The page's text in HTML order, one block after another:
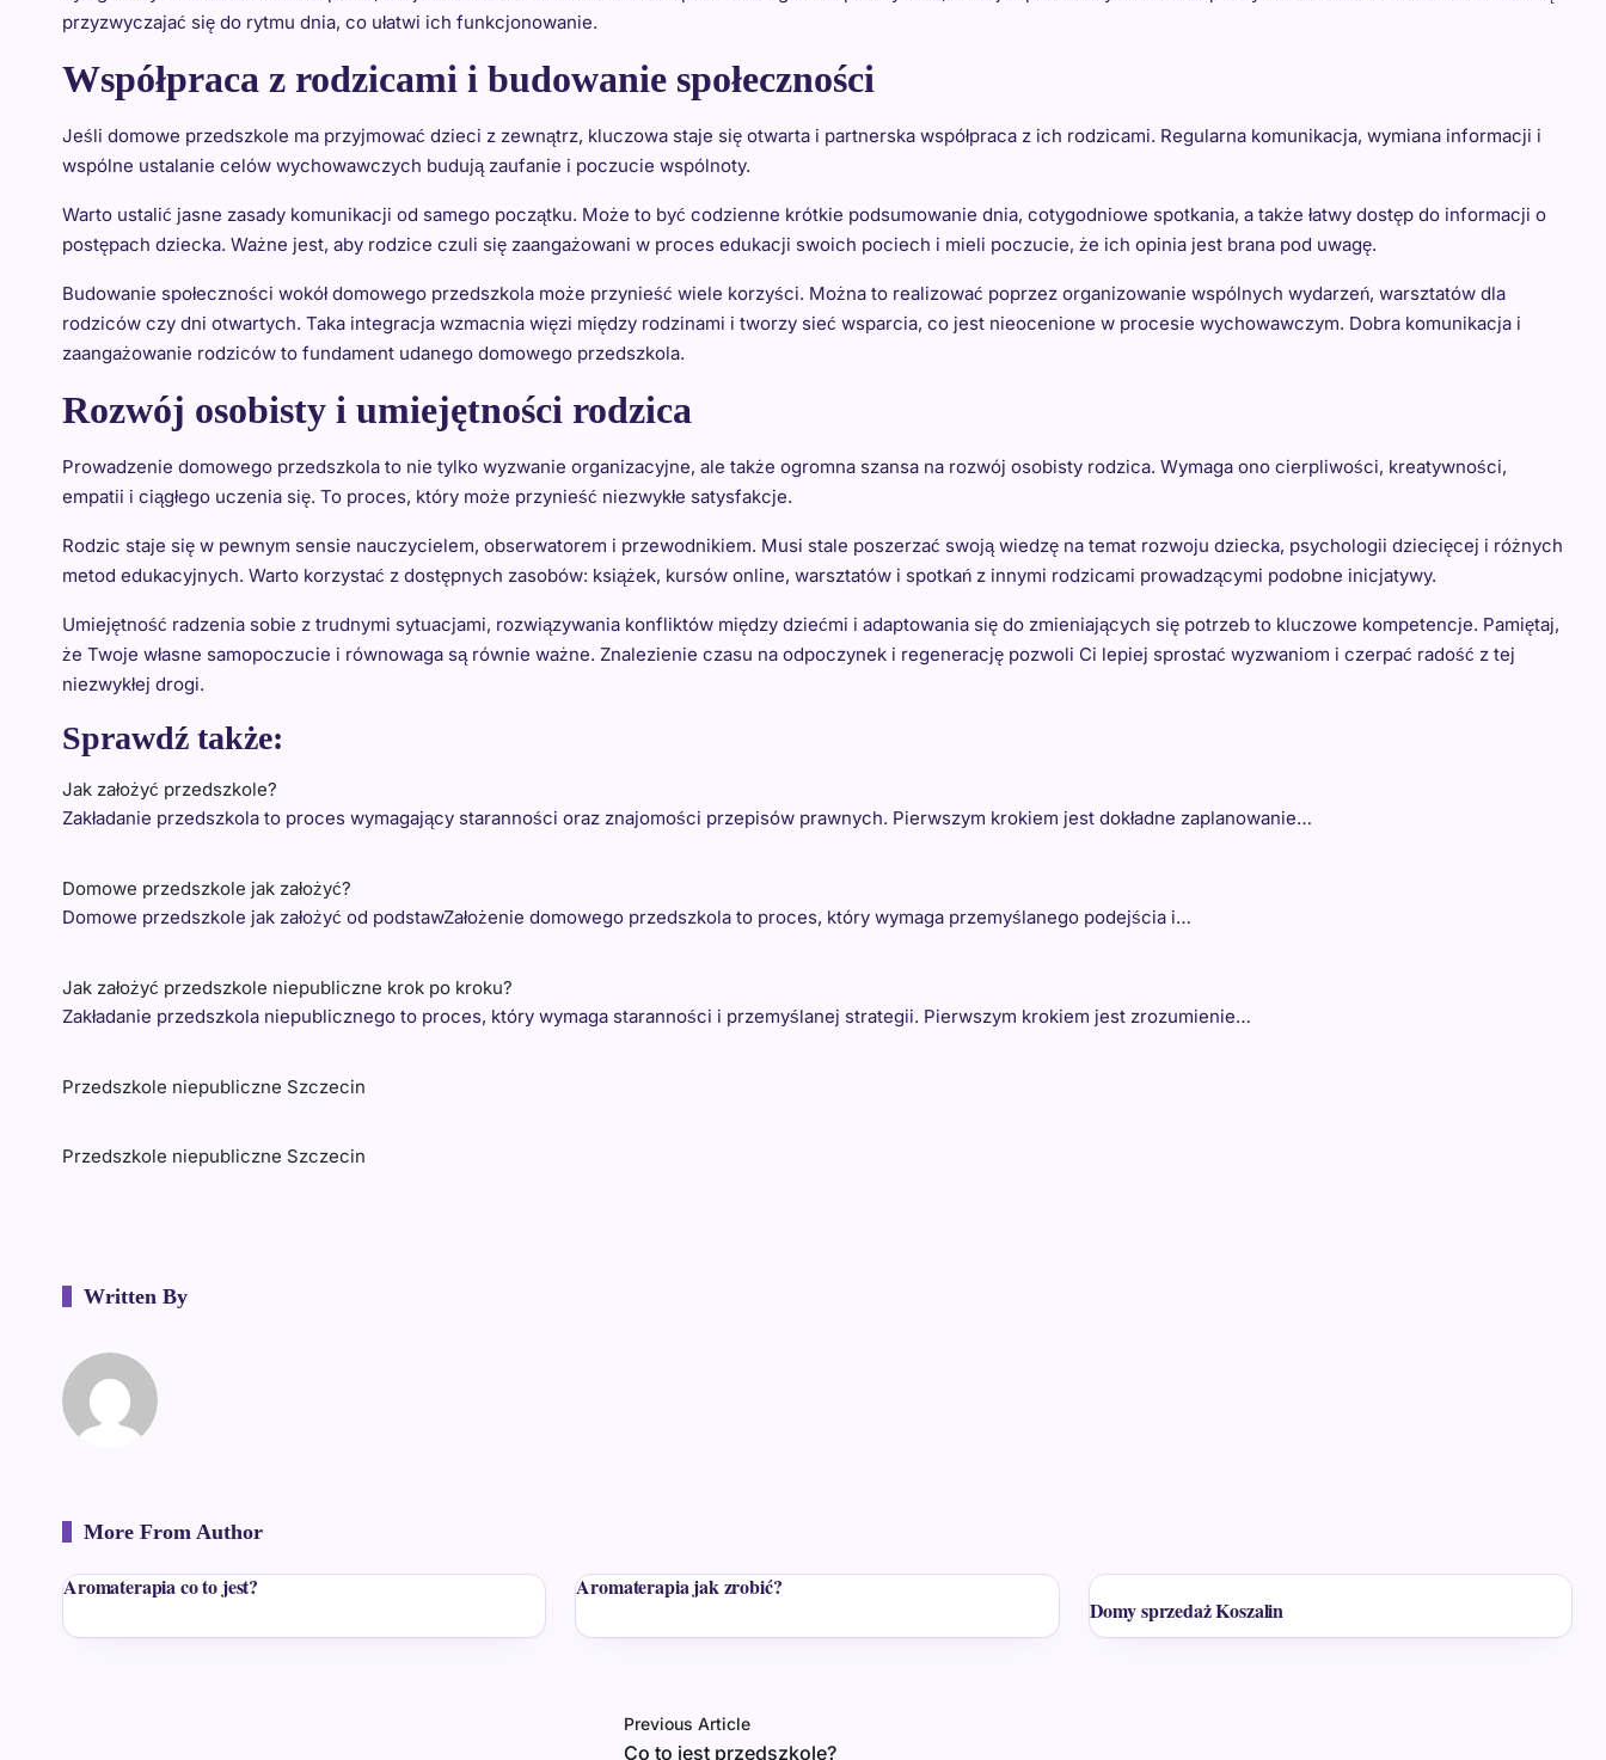
przyzwyczajać się do rytmu dnia, co ułatwi ich funkcjonowanie.
Współpraca z rodzicami i budowanie społeczności
Jeśli domowe przedszkole ma przyjmować dzieci z zewnątrz, kluczowa staje się otwarta i partnerska współpraca z ich rodzicami. Regularna komunikacja, wymiana informacji i
wspólne ustalanie celów wychowawczych budują zaufanie i poczucie wspólnoty.
Warto ustalić jasne zasady komunikacji od samego początku. Może to być codzienne krótkie podsumowanie dnia, cotygodniowe spotkania, a także łatwy dostęp do informacji o
postępach dziecka. Ważne jest, aby rodzice czuli się zaangażowani w proces edukacji swoich pociech i mieli poczucie, że ich opinia jest brana pod uwagę.
Budowanie społeczności wokół domowego przedszkola może przynieść wiele korzyści. Można to realizować poprzez organizowanie wspólnych wydarzeń, warsztatów dla
rodziców czy dni otwartych. Taka integracja wzmacnia więzi między rodzinami i tworzy sieć wsparcia, co jest nieocenione w procesie wychowawczym. Dobra komunikacja i
zaangażowanie rodziców to fundament udanego domowego przedszkola.
Rozwój osobisty i umiejętności rodzica
Prowadzenie domowego przedszkola to nie tylko wyzwanie organizacyjne, ale także ogromna szansa na rozwój osobisty rodzica. Wymaga ono cierpliwości, kreatywności,
empatii i ciągłego uczenia się. To proces, który może przynieść niezwykłe satysfakcje.
Rodzic staje się w pewnym sensie nauczycielem, obserwatorem i przewodnikiem. Musi stale poszerzać swoją wiedzę na temat rozwoju dziecka, psychologii dziecięcej i różnych
metod edukacyjnych. Warto korzystać z dostępnych zasobów: książek, kursów online, warsztatów i spotkań z innymi rodzicami prowadzącymi podobne inicjatywy.
Umiejętność radzenia sobie z trudnymi sytuacjami, rozwiązywania konfliktów między dziećmi i adaptowania się do zmieniających się potrzeb to kluczowe kompetencje. Pamiętaj,
że Twoje własne samopoczucie i równowaga są równie ważne. Znalezienie czasu na odpoczynek i regenerację pozwoli Ci lepiej sprostać wyzwaniom i czerpać radość z tej
niezwykłej drogi.
Sprawdź także:
Jak założyć przedszkole?
Zakładanie przedszkola to proces wymagający staranności oraz znajomości przepisów prawnych. Pierwszym krokiem jest dokładne zaplanowanie…
Domowe przedszkole jak założyć?
Domowe przedszkole jak założyć od podstawZałożenie domowego przedszkola to proces, który wymaga przemyślanego podejścia i…
Jak założyć przedszkole niepubliczne krok po kroku?
Zakładanie przedszkola niepublicznego to proces, który wymaga staranności i przemyślanej strategii. Pierwszym krokiem jest zrozumienie…
Przedszkole niepubliczne Szczecin
Przedszkole niepubliczne Szczecin
Written By
More From Author
Aromaterapia co to jest?
Aromaterapia jak zrobić?
Domy sprzedaż Koszalin
Previous Article
Co to jest przedszkole?